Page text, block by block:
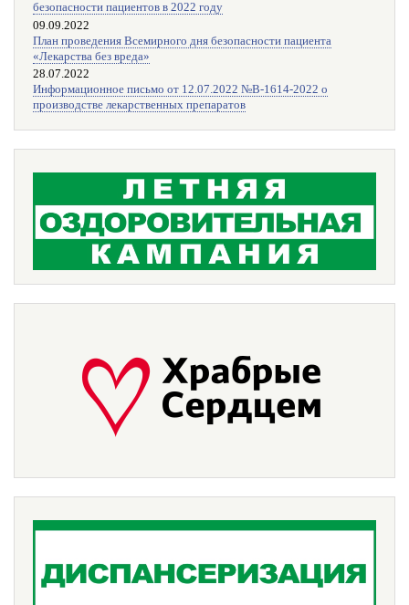
безопасности пациентов в 2022 году
09.09.2022
План проведения Всемирного дня безопасности пациента
«Лекарства без вреда»
28.07.2022
Информационное письмо от 12.07.2022 №В-1614-2022 о
производстве лекарственных препаратов